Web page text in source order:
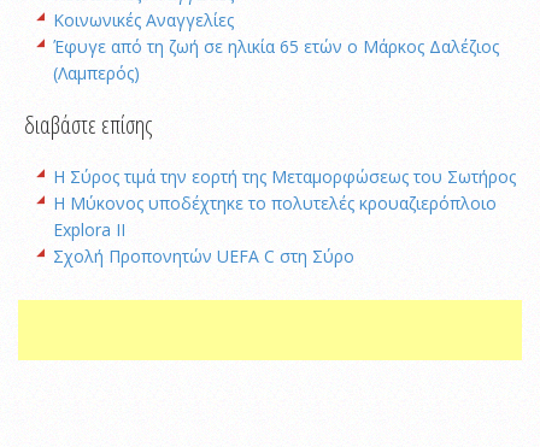
Κοινωνικές Αναγγελίες
Έφυγε από τη ζωή σε ηλικία 65 ετών ο Μάρκος Δαλέζιος
(Λαμπερός)
διαβάστε επίσης
Η Σύρος τιμά την εορτή της Μεταμορφώσεως του Σωτήρος
Η Μύκονος υποδέχτηκε το πολυτελές κρουαζιερόπλοιο
Explora II
Σχολή Προπονητών UEFA C στη Σύρο